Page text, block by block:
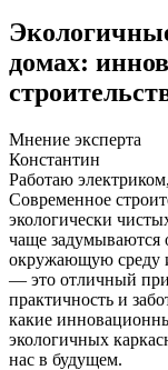
домах:
Мнение эксперта
Константин
Работаю
Современное
экологически
чаще задумываются
окружающую среду
— это отличный
практичность и
какие
экологичных
нас в будущем.